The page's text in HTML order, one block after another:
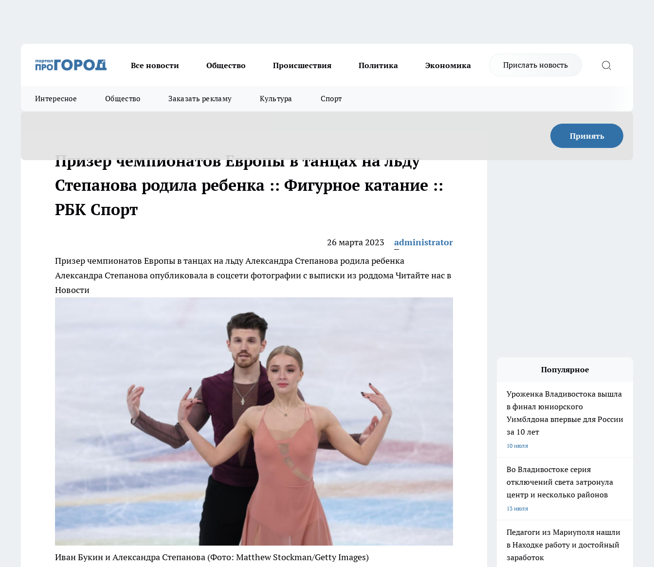
Все новости Общество Происшествия Политика Экономика Прислать новость
Интересное Общество Заказать рекламу Культура Спорт
Принять
Призер чемпионатов Европы в танцах на льду
Степанова родила ребенка :: Фигурное катание ::
РБК Спорт
26 марта 2023
administrator
Призер чемпионатов Европы в танцах на льду Александра Степанова родила ребенка
Александра Степанова опубликовала в соцсети фотографии с выписки из роддомаЧитайте нас в
Новости
Иван Букин и Александра Степанова (Фото: Matthew Stockman/Getty Images)
Популярное
Уроженка Владивостока вышла
в финал юниорского
Уимблдона впервые для России
за 10 лет
10 июля
Во Владивостоке серия
отключений света затронула
центр и несколько районов
13 июля
Педагоги из Мариуполя нашли
в Находке работу и достойный
заработок